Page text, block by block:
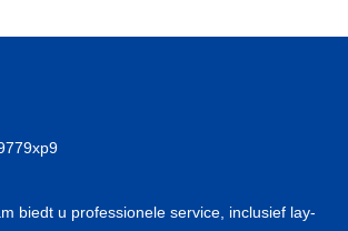
biedt u professionele service, inclusief lay-